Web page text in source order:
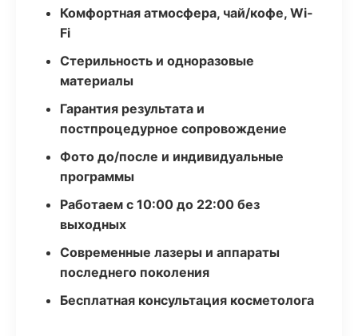
Комфортная атмосфера, чай/кофе, Wi-
Fi
Стерильность и одноразовые
материалы
Гарантия результата и
постпроцедурное сопровождение
Фото до/после и индивидуальные
программы
Работаем с 10:00 до 22:00 без
выходных
Современные лазеры и аппараты
последнего поколения
Бесплатная консультация косметолога